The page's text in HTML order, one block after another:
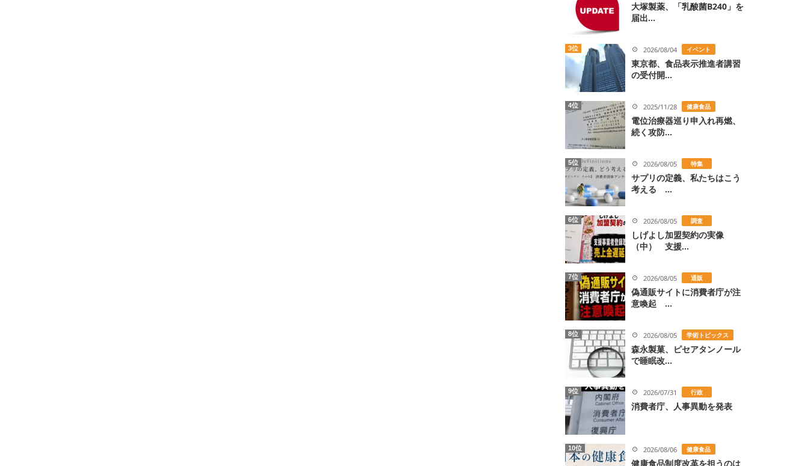
大塚製薬、「乳酸菌B240」を
届出...
3位 2026/08/04 イベント
東京都、食品表示推進者講習
の受付開...
4位 2025/11/28 健康食品
電位治療器巡り申入れ再燃、
続く攻防...
5位 2026/08/05 特集
サプリの定義、私たちはこう
考える ...
6位 2026/08/05 調査
しげよし加盟契約の実像
（中） 支援...
7位 2026/08/05 通販
偽通販サイトに消費者庁が注
意喚起 ...
8位 2026/08/05 学術トピックス
森永製菓、ピセアタンノール
で睡眠改...
9位 2026/07/31 行政
消費者庁、人事異動を発表
10位 2026/08/06 健康食品
健康食品制度改革を担うのは